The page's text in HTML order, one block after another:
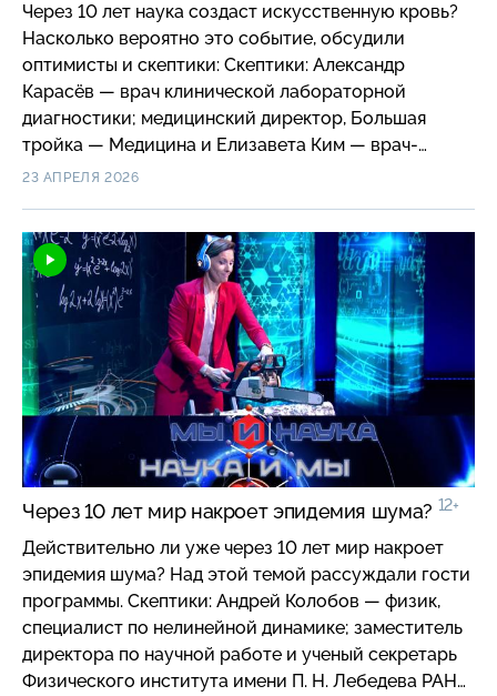
Через 10 лет наука создаст искусственную кровь?
Насколько вероятно это событие, обсудили
оптимисты и скептики: Скептики: Александр
Карасёв — врач клинической лабораторной
диагностики; медицинский директор, Большая
тройка — Медицина и Елизавета Ким — врач-
трансфузиолог; заведующая отделением
врач-терапевт; заместитель директора Института
биофизики будущего МФТИ и Андрей Буланов —
главный внештатный трансфузиолог департамента
здравоохранения Москвы; доктор медицинских
наук, профессор, ведущий научный сотрудник
отдела биотехнологий и трансфузиологии ГБУЗ
«НИИ СП имени Н. В. Склифосовского».
23 АПРЕЛЯ 2026
Через 10 лет мир накроет эпидемия шума? 12+
Действительно ли уже через 10 лет мир накроет
эпидемия шума? Над этой темой рассуждали гости
программы. Скептики: Андрей Колобов — физик,
специалист по нелинейной динамике; заместитель
директора по научной работе и ученый секретарь
Физического института имени П. Н. Лебедева РАН